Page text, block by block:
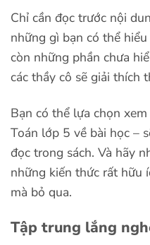
Chỉ cần đọc trước nội
những gì bạn có thể
còn những phần chưa
các thầy cô sẽ giải thích
Bạn có thể lựa chọn
Toán lớp 5 về bài học –
đọc trong sách. Và hãy
những kiến thức rất hữu
mà bỏ qua.
Tập trung lắng